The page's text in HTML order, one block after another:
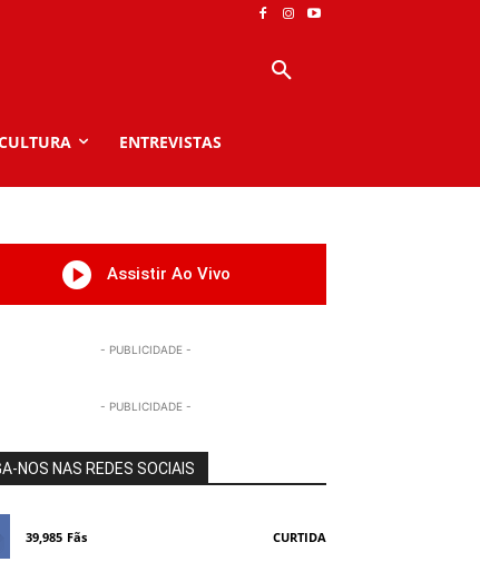
ENTREVISTAS
Assistir Ao Vivo
- PUBLICIDADE -
- PUBLICIDADE -
NOS NAS REDES SOCIAIS
39,985 Fãs CURTIDA